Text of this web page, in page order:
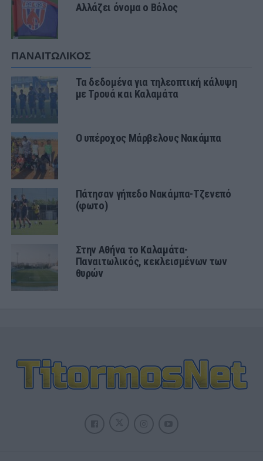
Αλλάζει όνομα ο Βόλος
ΠΑΝΑΙΤΩΛΙΚΟΣ
Τα δεδομένα για τηλεοπτική κάλυψη
με Τρουά και Καλαμάτα
Ο υπέροχος Μάρβελους Νακάμπα
Πάτησαν γήπεδο Νακάμπα-Τζενεπό
(φωτο)
Στην Αθήνα το Καλαμάτα-
Παναιτωλικός, κεκλεισμένων των
θυρών